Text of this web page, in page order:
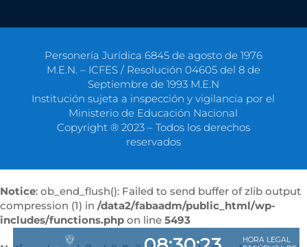
Personería Jurídica 6845 de agosto de 1976
M.E.N. – ICFES / Resolución 04605 del 8 de
Septiembre de 1993 M.E.N
Institución sujeta a inspección y vigilancia por el
Ministerio de Educación Nacional
Copyright ® 2023 – Todos los derechos
reservados
Notice: ob_end_flush(): Failed to send buffer of zlib output
compression (1) in /data2/fabaadm/public_html/wp-
includes/functions.php on line 5493